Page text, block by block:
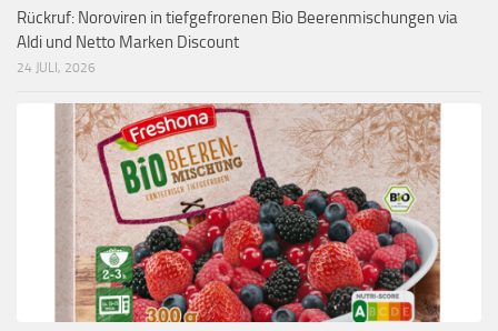
Rückruf: Noroviren in tiefgefrorenen Bio Beerenmischungen via
Aldi und Netto Marken Discount
24 JULI, 2026